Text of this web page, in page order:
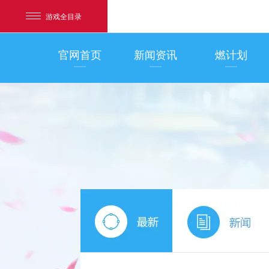
游戏全目录
我的足迹： 梦幻西游手游
官网首页 新闻资讯 燃计划